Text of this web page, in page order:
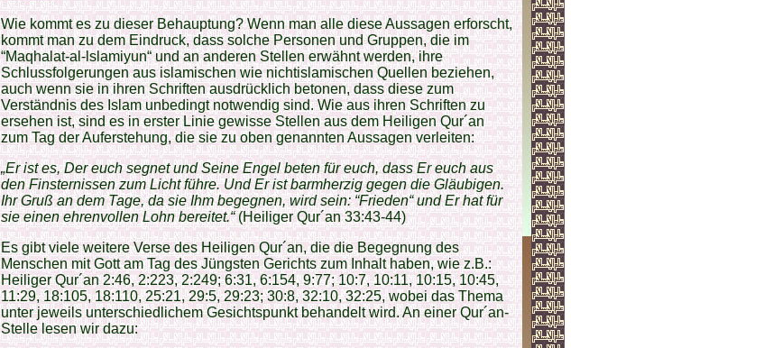
Wie kommt es zu dieser Behauptung? Wenn man alle diese Aussagen erforscht,
kommt man zu dem Eindruck, dass solche Personen und Gruppen, die im
“Maqhalat-al-lslamiyun“ und an anderen Stellen erwähnt werden, ihre
Schlussfolgerungen aus islamischen wie nichtislamischen Quellen beziehen,
auch wenn sie in ihren Schriften ausdrücklich betonen, dass diese zum
Verständnis des Islam unbedingt notwendig sind. Wie aus ihren Schriften zu
ersehen ist, sind es in erster Linie gewisse Stellen aus dem Heiligen Qur´an
zum Tag der Auferstehung, die sie zu oben genannten Aussagen verleiten:
„Er ist es, Der euch segnet und Seine Engel beten für euch, dass Er euch aus
den Finsternissen zum Licht führe. Und Er ist barmherzig gegen die Gläubigen.
Ihr Gruß an dem Tage, da sie Ihm begegnen, wird sein: “Frieden“ und Er hat für
sie einen ehrenvollen Lohn bereitet.“(Heiliger Qur´an 33:43-44)
Es gibt viele weitere Verse des Heiligen Qur´an, die die Begegnung des
Menschen mit Gott am Tag des Jüngsten Gerichts zum Inhalt haben, wie z.B.:
Heiliger Qur´an 2:46, 2:223, 2:249; 6:31, 6:154, 9:77; 10:7, 10:11, 10:15, 10:45,
11:29, 18:105, 18:110, 25:21, 29:5, 29:23; 30:8, 32:10, 32:25, wobei das Thema
unter jeweils unterschiedlichem Gesichtspunkt behandelt wird. An einer Qur´an-
Stelle lesen wir dazu: